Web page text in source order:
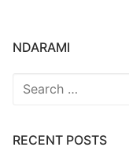
NDARAMI
Search
RECENT POSTS